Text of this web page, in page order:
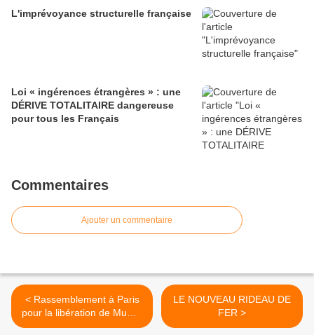
L'imprévoyance structurelle française
Loi « ingérences étrangères » : une
DÉRIVE TOTALITAIRE dangereuse
pour tous les Français
Commentaires
Ajouter un commentaire
< Rassemblement à Paris
pour la libération de Mumia
ABU-JAMAL - Place de la
LE NOUVEAU RIDEAU DE
FER >